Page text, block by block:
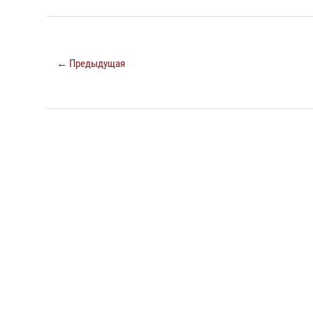
← Предыдущая